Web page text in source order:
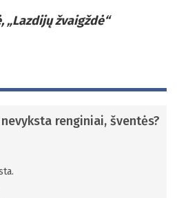
žvaigždė“
renginiai, šventės?